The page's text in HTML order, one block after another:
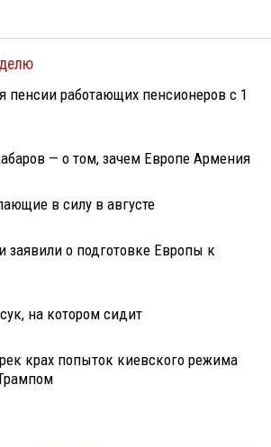
пенсии работающих пенсионеров с 1
— о том, зачем Европе Армения
в силу в августе
о подготовке Европы к
на котором сидит
крах попыток киевского режима